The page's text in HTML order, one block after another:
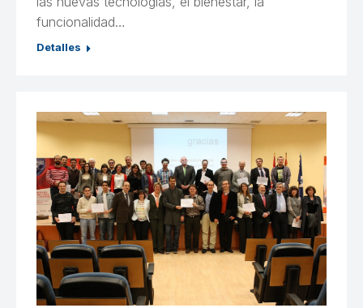
funcionalidad…
Detalles